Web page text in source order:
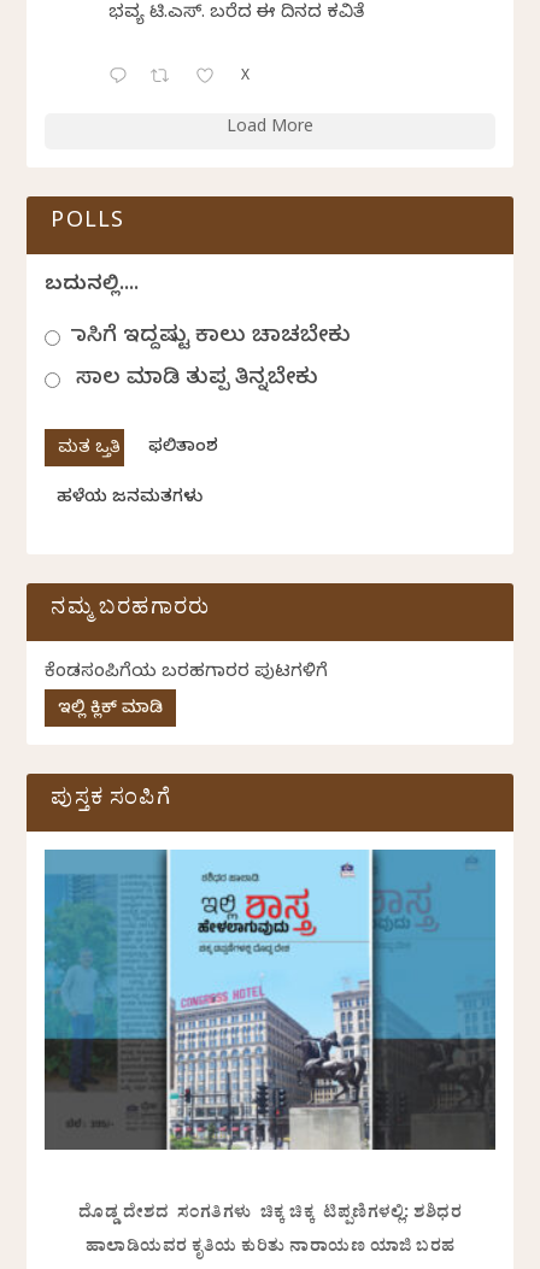
ಭವ್ಯ ಟಿ.ಎಸ್. ಬರೆದ ಈ ದಿನದ ಕವಿತೆ
X
Load More
POLLS
ಬದುಕಿನಲ್ಲಿ....
ಹಾಸಿಗೆ ಇದ್ದಷ್ಟು ಕಾಲು ಚಾಚಬೇಕು
ಸಾಲ ಮಾಡಿ ತುಪ್ಪ ತಿನ್ನಬೇಕು
ಫಲಿತಾಂಶ
ಹಳೆಯ ಜನಮತಗಳು
ನಮ್ಮ ಬರಹಗಾರರು
ಕೆಂಡಸಂಪಿಗೆಯ ಬರಹಗಾರರ ಪುಟಗಳಿಗೆ
ಇಲ್ಲಿ ಕ್ಲಿಕ್ ಮಾಡಿ
ಪುಸ್ತಕ ಸಂಪಿಗೆ
ದೊಡ್ಡ ದೇಶದ ಸಂಗತಿಗಳು ಚಿಕ್ಕ ಚಿಕ್ಕ ಟಿಪ್ಪಣಿಗಳಲ್ಲಿ: ಶಶಿಧರ
ಹಾಲಾಡಿಯವರ ಕೃತಿಯ ಕುರಿತು ನಾರಾಯಣ ಯಾಜಿ ಬರಹ